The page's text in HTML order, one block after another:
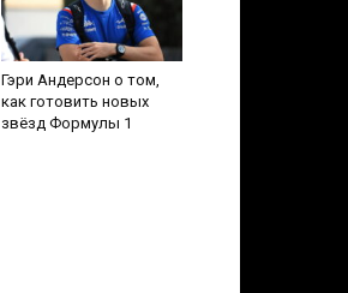
Гэри Андерсон о том,
как готовить новых
звёзд Формулы 1